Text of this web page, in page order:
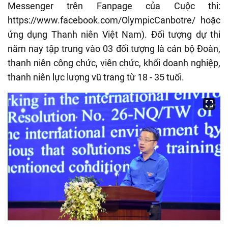
Messenger trên Fanpage của Cuộc thi:
https://www.facebook.com/OlympicCanbotre/ hoặc
ứng dụng Thanh niên Việt Nam). Đối tượng dự thi
năm nay tập trung vào 03 đối tượng là cán bộ Đoàn,
thanh niên công chức, viên chức, khối doanh nghiệp,
thanh niên lực lượng vũ trang từ 18 - 35 tuổi.